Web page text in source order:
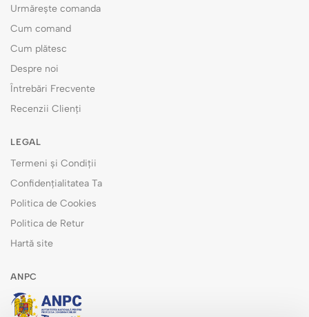
Urmărește comanda
Cum comand
Cum plătesc
Despre noi
Întrebări Frecvente
Recenzii Clienți
LEGAL
Termeni și Condiții
Confidențialitatea Ta
Politica de Cookies
Politica de Retur
Hartă site
ANPC